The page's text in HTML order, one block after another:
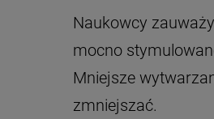
Naukowcy
mocno
Mniejsze
zmniejszać.